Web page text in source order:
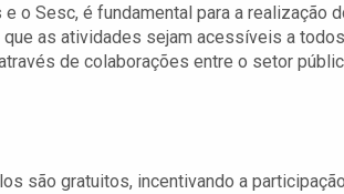
o Sesc, é fundamental para a realização
as atividades sejam acessíveis a
de colaborações entre o setor
são gratuitos, incentivando a participação